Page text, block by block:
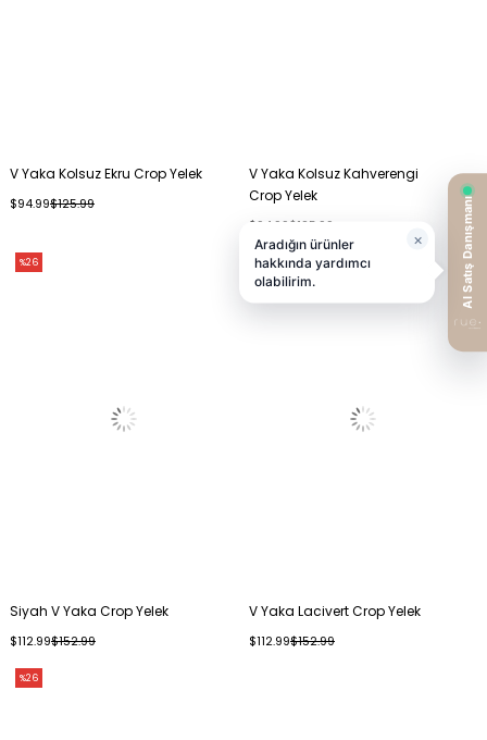
V Yaka Kolsuz Ekru Crop Yelek
$94.99$125.99
V Yaka Kolsuz Kahverengi
Crop Yelek
$94.99$125.99
Siyah V Yaka Crop Yelek
$112.99$152.99
%26
V Yaka Lacivert Crop Yelek
$112.99$152.99
%26
%26